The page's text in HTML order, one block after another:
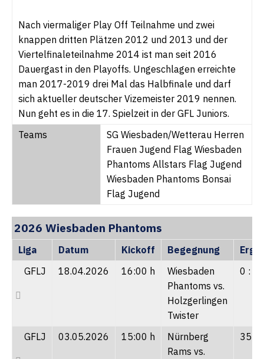
Nach viermaliger Play Off Teilnahme und zwei
knappen dritten Plätzen 2012 und 2013 und der
Viertelfinaleteilnahme 2014 ist man seit 2016
Dauergast in den Playoffs. Ungeschlagen erreichte
man 2017-2019 drei Mal das Halbfinale und darf
sich aktueller deutscher Vizemeister 2019 nennen.
Nun geht es in die 17. Spielzeit in der GFL Juniors.
Teams
SG Wiesbaden/Wetterau Herren
Frauen Jugend Flag Wiesbaden
Phantoms Allstars Flag Jugend
Wiesbaden Phantoms Bonsai
Flag Jugend
2026 Wiesbaden Phantoms
Liga Datum Kickoff Begegnung
GFLJ
18.04.2026 16:00 h
Wiesbaden
Phantoms vs.
Holzgerlingen
Twister
0 : 15
GFLJ 03.05.2026 15:00 h
Nürnberg
Rams vs.
35 :